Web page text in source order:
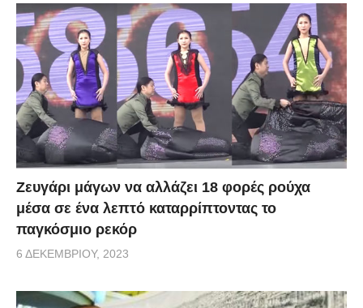
Zευγάρι μάγων να αλλάζει 18 φορές ρούχα
μέσα σε ένα λεπτό καταρρίπτοντας το
παγκόσμιο ρεκόρ
6 ΔΕΚΕΜΒΡΊΟΥ, 2023